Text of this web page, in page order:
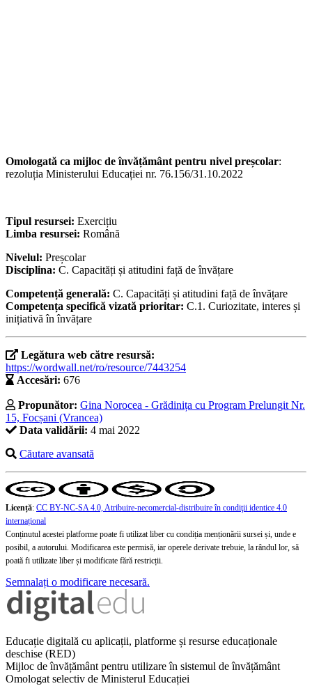
Omologată ca mijloc de învățământ pentru nivel preșcolar:
rezoluția Ministerului Educației nr. 76.156/31.10.2022
Tipul resursei: Exercițiu
Limba resursei: Română
Nivelul: Preșcolar
Disciplina: C. Capacități și atitudini față de învățare
Competență generală: C. Capacități și atitudini față de învățare
Competența specifică vizată prioritar: C.1. Curiozitate, interes și
inițiativă în învățare
Legătura web către resursă:
https://wordwall.net/ro/resource/7443254
Accesări: 676
Propunător: Gina Norocea - Grădinița cu Program Prelungit Nr.
15, Focșani (Vrancea)
Data validării: 4 mai 2022
Căutare avansată
Licență: CC BY-NC-SA 4.0, Atribuire-necomercial-distribuire în condiţii identice 4.0
internațional
Conținutul acestei platforme poate fi utilizat liber cu condiția menționării sursei și, unde e
posibil, a autorului. Modificarea este permisă, iar operele derivate trebuie, la rândul lor, să
poată fi utilizate liber și modificate fără restricții.
Semnalați o modificare necesară.
Educație digitală cu aplicații, platforme și resurse educaționale
deschise (RED)
Mijloc de învățământ pentru utilizare în sistemul de învățământ
Omologat selectiv de Ministerul Educației